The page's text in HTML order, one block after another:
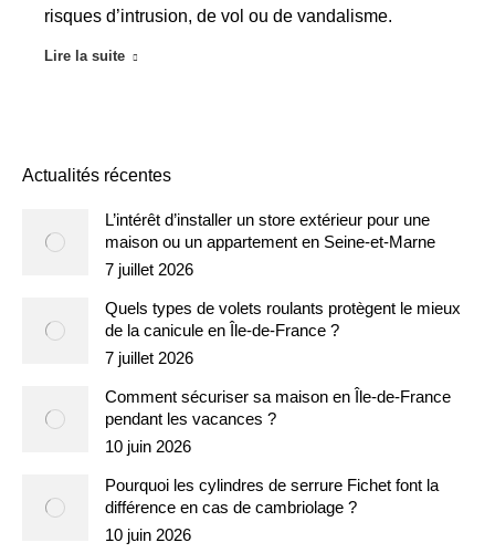
risques d’intrusion, de vol ou de vandalisme.
Lire la suite
Actualités récentes
L’intérêt d’installer un store extérieur pour une
maison ou un appartement en Seine-et-Marne
7 juillet 2026
Quels types de volets roulants protègent le mieux
de la canicule en Île-de-France ?
7 juillet 2026
Comment sécuriser sa maison en Île-de-France
pendant les vacances ?
10 juin 2026
Pourquoi les cylindres de serrure Fichet font la
différence en cas de cambriolage ?
10 juin 2026